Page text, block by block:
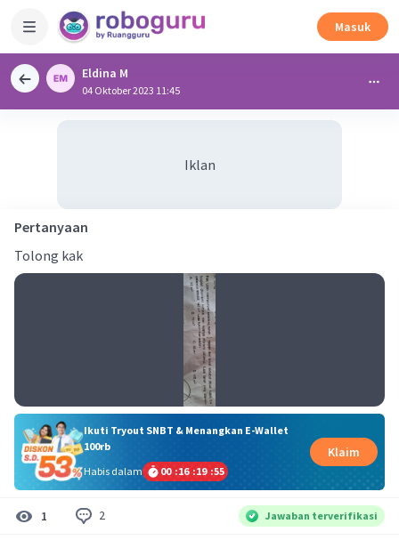
Masuk
Eldina M
04 Oktober 2023 11:45
Iklan
Pertanyaan
Tolong kak
Ikuti Tryout SNBT & Menangkan E-Wallet
100rb
Habis dalam
00 :16 :19 :54
Klaim
1 2 Jawaban terverifikasi